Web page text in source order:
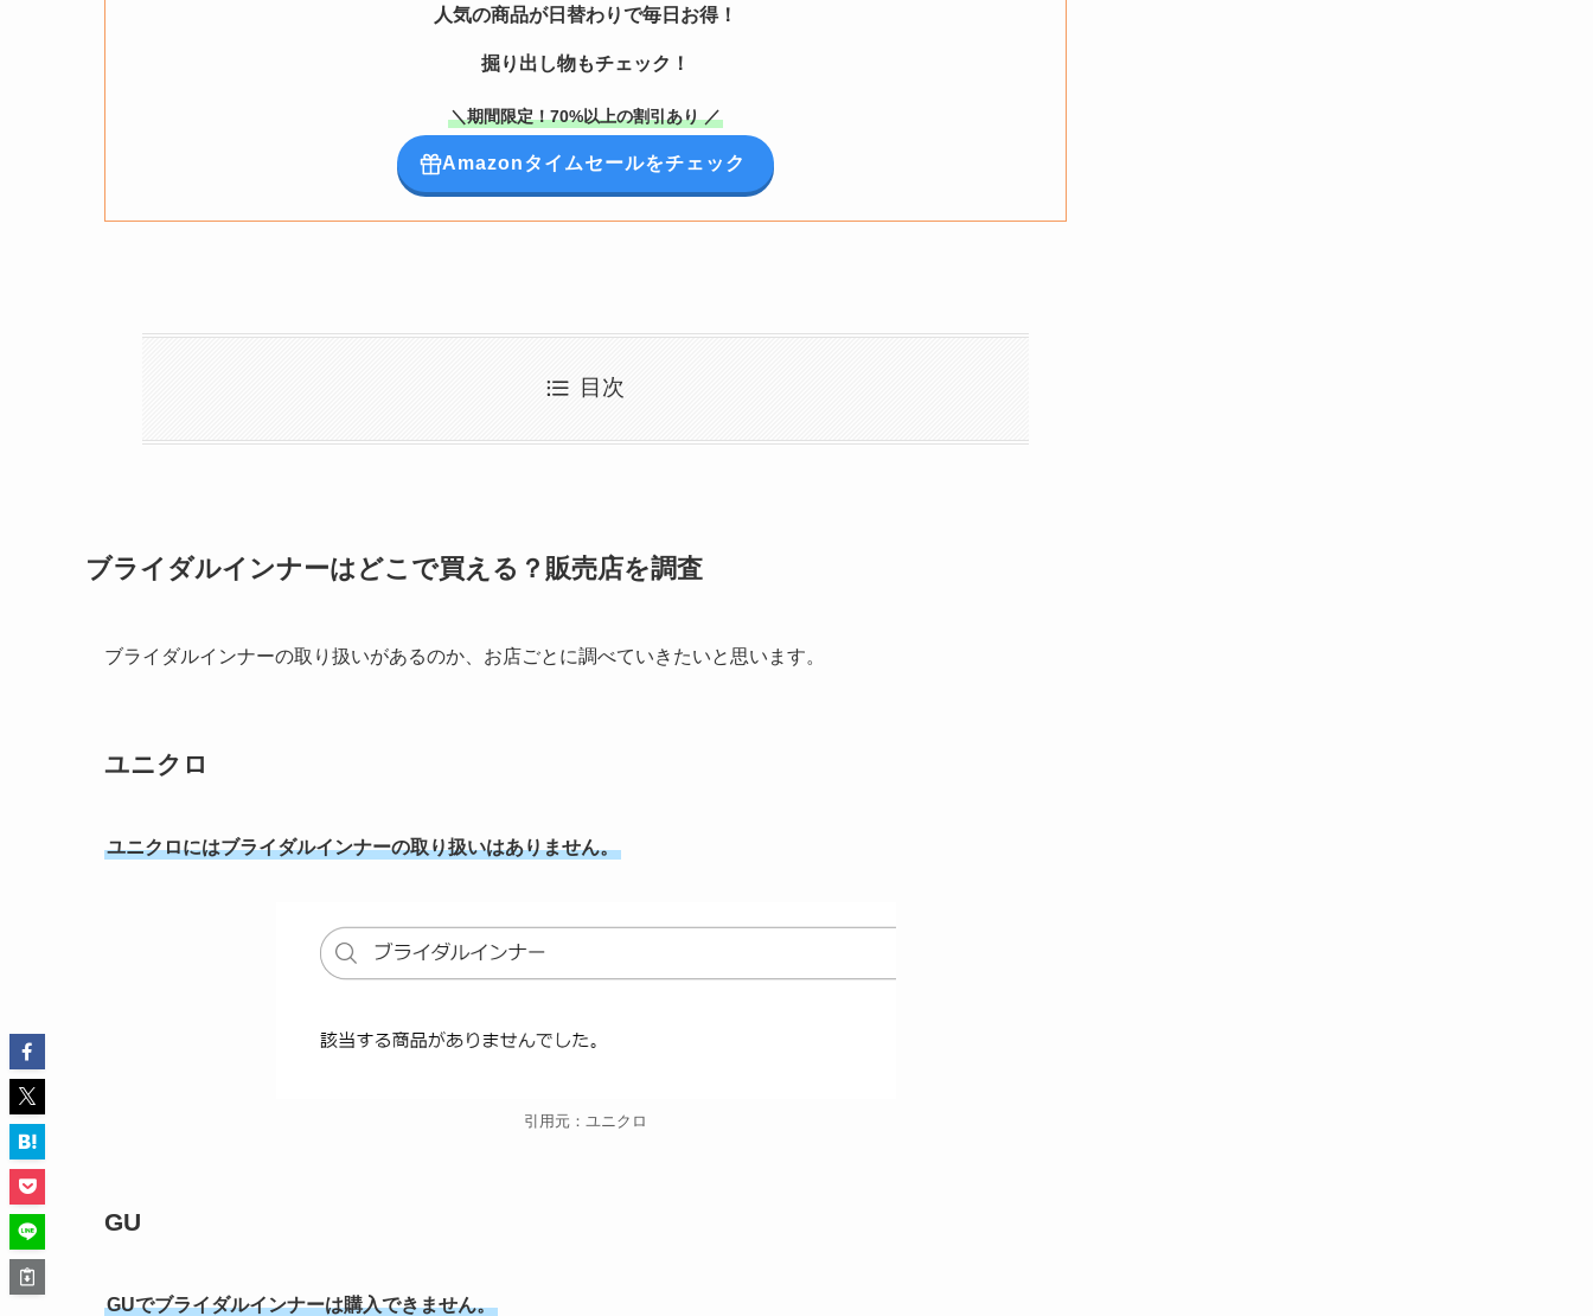
人気の商品が日替わりで毎日お得！
掘り出し物もチェック！
＼期間限定！70%以上の割引あり ／
Amazonタイムセールをチェック
目次
ブライダルインナーはどこで買える？販売店を調査
ブライダルインナーの取り扱いがあるのか、お店ごとに調べていきたいと思います。
ユニクロ
ユニクロにはブライダルインナーの取り扱いはありません。
引用元：ユニクロ
GU
GUでブライダルインナーは購入できません。